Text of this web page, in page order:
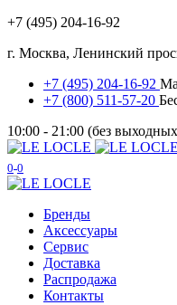
+7 (495) 204-16-92
г. Москва, Ленинский
+7 (495) 204-16-92
+7 (800) 511-57-20
10:00 - 21:00 (без
0 0
Бренды
Аксессуары
Сервис
Доставка
Распродажа
Контакты